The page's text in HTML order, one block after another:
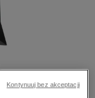
Kontynuuj bez akceptacji